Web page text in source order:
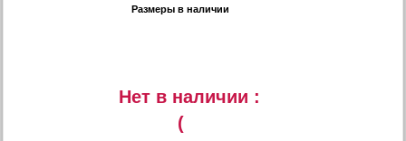
Размеры в наличии
Нет в наличии :
(